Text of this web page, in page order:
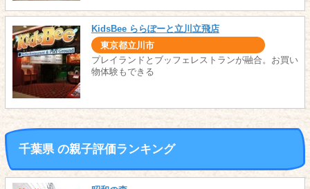
KidsBee ららぽーと立川立飛店
東京都立川市
プレイランドとブッフェレストランが融合。お買い
物体験もできる
千葉県 の親子評価ランキング